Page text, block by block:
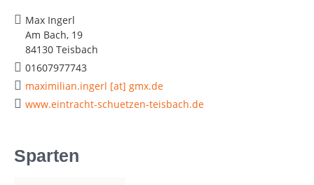
Max Ingerl
Am Bach, 19
84130 Teisbach
01607977743
maximilian.ingerl [at] gmx.de
www.eintracht-schuetzen-teisbach.de
Sparten